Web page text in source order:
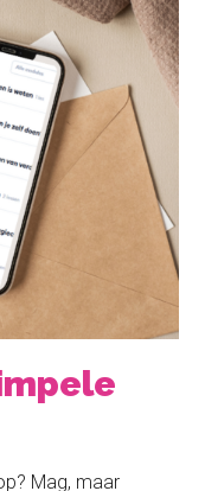
Mag, maar